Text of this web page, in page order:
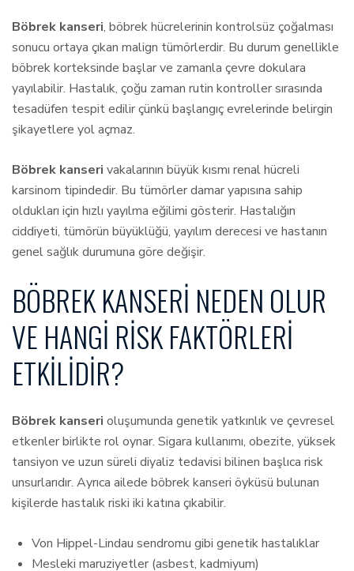
Böbrek kanseri, böbrek hücrelerinin kontrolsüz çoğalması
sonucu ortaya çıkan malign tümörlerdir. Bu durum genellikle
böbrek korteksinde başlar ve zamanla çevre dokulara
yayılabilir. Hastalık, çoğu zaman rutin kontroller sırasında
tesadüfen tespit edilir çünkü başlangıç evrelerinde belirgin
şikayetlere yol açmaz.
Böbrek kanseri vakalarının büyük kısmı renal hücreli
karsinom tipindedir. Bu tümörler damar yapısına sahip
oldukları için hızlı yayılma eğilimi gösterir. Hastalığın
ciddiyeti, tümörün büyüklüğü, yayılım derecesi ve hastanın
genel sağlık durumuna göre değişir.
BÖBREK KANSERI NEDEN OLUR
VE HANGI RISK FAKTÖRLERI
ETKILIDIR?
Böbrek kanseri oluşumunda genetik yatkınlık ve çevresel
etkenler birlikte rol oynar. Sigara kullanımı, obezite, yüksek
tansiyon ve uzun süreli diyaliz tedavisi bilinen başlıca risk
unsurlarıdır. Ayrıca ailede böbrek kanseri öyküsü bulunan
kişilerde hastalık riski iki katına çıkabilir.
Von Hippel-Lindau sendromu gibi genetik hastalıklar
Mesleki maruziyetler (asbest, kadmiyum)